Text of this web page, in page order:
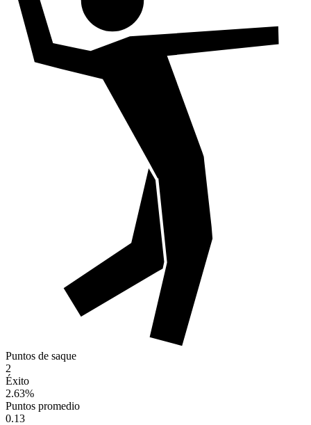
Puntos de saque
2
Éxito
2.63%
Puntos promedio
0.13